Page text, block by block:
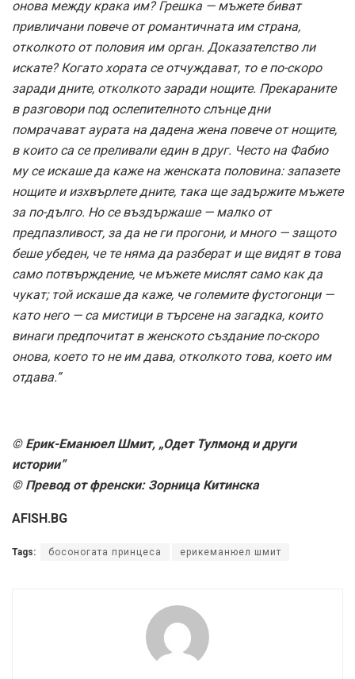
онова между крака им? Грешка — мъжете биват
привличани повече от романтичната им страна,
отколкото от половия им орган. Доказателство ли
искате? Когато хората се отчуждават, то е по-скоро
заради дните, отколкото заради нощите. Прекараните
в разговори под ослепителното слънце дни
помрачават аурата на дадена жена повече от нощите,
в които са се преливали един в друг. Често на Фабио
му се искаше да каже на женската половина: запазете
нощите и изхвърлете дните, така ще задържите мъжете
за по-дълго. Но се въздържаше — малко от
предпазливост, за да не ги прогони, и много — защото
беше убеден, че те няма да разберат и ще видят в това
само потвърждение, че мъжете мислят само как да
чукат; той искаше да каже, че големите фустогонци —
като него — са мистици в търсене на загадка, които
винаги предпочитат в женското създание по-скоро
онова, което то не им дава, отколкото това, което им
отдава.”
© Ерик-Еманюел Шмит, „Одет Тулмонд и други
истории”
© Превод от френски: Зорница Китинска
AFISH.BG
Tags: босоногата принцеса ерикеманюел шмит